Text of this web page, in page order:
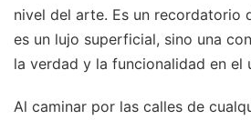
nivel del arte. Es un recordatorio
es un lujo superficial, sino una
la verdad y la funcionalidad en el
Al caminar por las calles de